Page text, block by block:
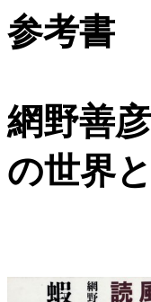
参考書
網野善
の世界